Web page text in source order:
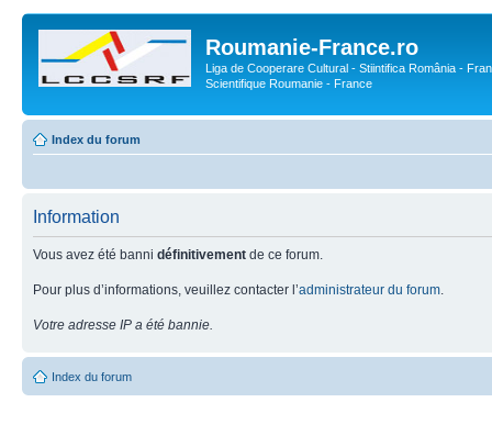
Roumanie-France.ro
Liga de Cooperare Cultural - Stiintifica România -
Scientifique Roumanie - France
Index du forum
Information
Vous avez été banni définitivement de ce forum.
Pour plus d’informations, veuillez contacter l’administrateur du forum
Votre adresse IP a été bannie.
Index du forum